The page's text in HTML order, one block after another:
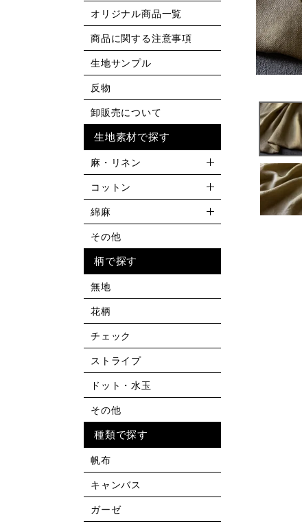
オリジナル商品一覧
商品に関する注意事項
生地サンプル
反物
卸販売について
生地素材で探す
麻・リネン
コットン
綿麻
その他
柄で探す
無地
花柄
チェック
ストライプ
ドット・水玉
その他
種類で探す
帆布
キャンバス
ガーゼ